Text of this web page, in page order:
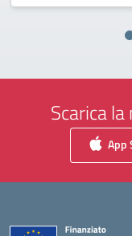
Scarica
App